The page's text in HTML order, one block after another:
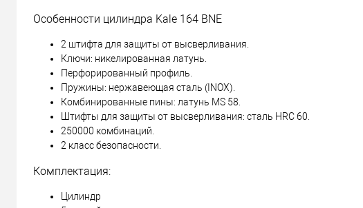
Особенности цилиндра Kale 164 BNE
2 штифта для защиты от высверливания.
Ключи: никелированная латунь.
Перфорированный профиль.
Пружины: нержавеющая сталь (INOX).
Комбинированные пины: латунь MS 58.
Штифты для защиты от высверливания: сталь HRC 60.
250000 комбинаций.
2 класс безопасности.
Комплектация:
Цилиндр